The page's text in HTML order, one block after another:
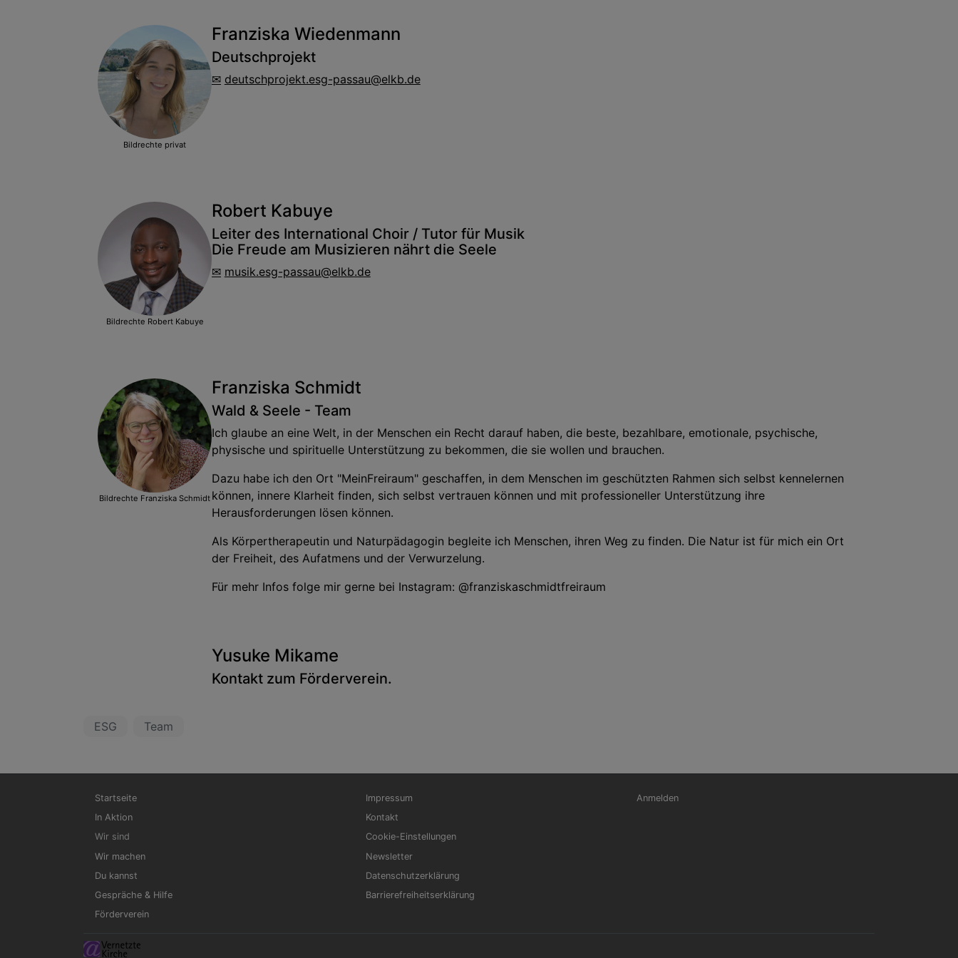
Bildrechte privat
Franziska Wiedenmann
Deutschprojekt
deutschprojekt.esg-passau@elkb.de
Bildrechte Robert Kabuye
Robert Kabuye
Leiter des International Choir / Tutor für Musik
Die Freude am Musizieren nährt die Seele
musik.esg-passau@elkb.de
Bildrechte Franziska Schmidt
Franziska Schmidt
Wald & Seele - Team
Ich glaube an eine Welt, in der Menschen ein Recht darauf haben, die beste, bezahlbare, emotionale, psychische,
physische und spirituelle Unterstützung zu bekommen, die sie wollen und brauchen.
Dazu habe ich den Ort "MeinFreiraum" geschaffen, in dem Menschen im geschützten Rahmen sich selbst kennelernen
können, innere Klarheit finden, sich selbst vertrauen können und mit professioneller Unterstützung ihre
Herausforderungen lösen können.
Als Körpertherapeutin und Naturpädagogin begleite ich Menschen, ihren Weg zu finden. Die Natur ist für mich ein Ort
der Freiheit, des Aufatmens und der Verwurzelung.
Für mehr Infos folge mir gerne bei Instagram: @franziskaschmidtfreiraum
Yusuke Mikame
Kontakt zum Förderverein.
ESG Team
Hauptnavigation
Startseite
In Aktion
Wir sind
Wir machen
Du kannst
Gespräche & Hilfe
Förderverein
Fußbereichsmenü
Impressum
Kontakt
Cookie-Einstellungen
Newsletter
Datenschutzerklärung
Barrierefreiheitserklärung
Benutzermenü
Anmelden